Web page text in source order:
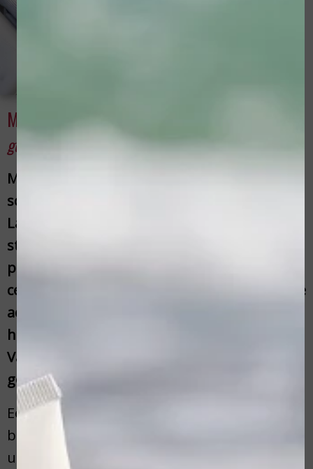
MAAK KENNIS MET LA VITA SKINCARE
gemakkelijk te bereiken vanaf Varsseveld
Mijn naam is Nathalie Dieker,
schoonheidsspecialiste en eigenaresse van
La Vita Skincare. In de schoonheidssalon
staan persoonlijke aandacht,
professionaliteit, ontspanning en kwaliteit
centraal. Tevens bieden wij u graag het juiste
advies op maat, vooral wanneer het om uw
huid gaat. Lavita Skincare Schoonheidssalon
Varsseveld heeft jarenlange ervaring op het
gebied van huidverbetering.
Een stralende en gezonde huid is wat wij met
behulp van de Hannah Hakze producten bij
u kunnen bereiken. Ik vertel je graag meer